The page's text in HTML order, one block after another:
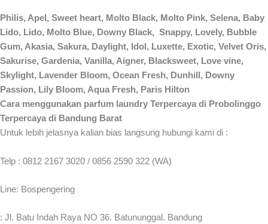
Philis, Apel, Sweet heart, Molto Black, Molto Pink, Selena, Baby
Lido, Lido, Molto Blue, Downy Black, Snappy, Lovely, Bubble
Gum, Akasia, Sakura, Daylight, Idol, Luxette, Exotic, Velvet Oris,
Sakurise, Gardenia, Vanilla, Aigner, Blacksweet, Love vine,
Skylight, Lavender Bloom, Ocean Fresh, Dunhill, Downy
Passion, Lily Bloom, Aqua Fresh, Paris Hilton
Cara menggunakan parfum laundry Terpercaya di Probolinggo
Terpercaya di Bandung Barat
Untuk lebih jelasnya kalian bias langsung hubungi kami di :
Telp : 0812 2167 3020 / 0856 2590 322 (WA)
Line: Bospengering
: Jl. Batu Indah Raya NO 36. Batununggal. Bandung